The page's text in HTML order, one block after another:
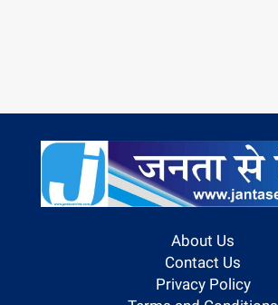
About Us
Contact Us
Privacy Policy